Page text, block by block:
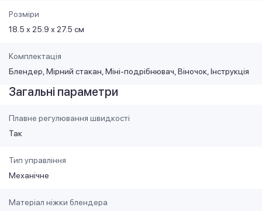
Розміри
18.5 х 25.9 х 27.5 см
Комплектація
Блендер, Мірний стакан, Міні-подрібнювач, Віночок, Інструкція
Загальні параметри
Плавне регулювання швидкості
Так
Тип управління
Механічне
Матеріал ніжки блендера